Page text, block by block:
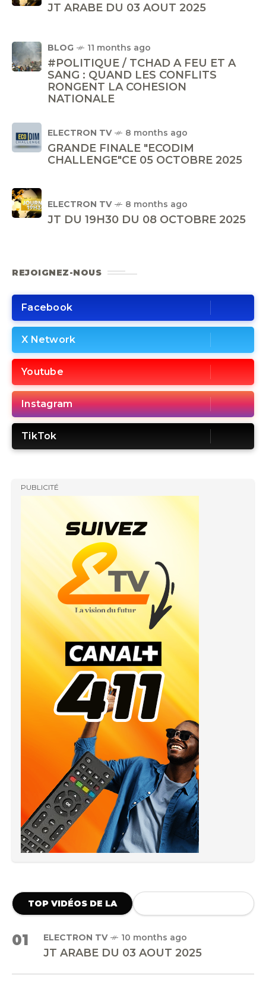
JT ARABE DU 03 AOUT 2025
BLOG 11 months ago
#POLITIQUE / TCHAD A FEU ET A
SANG : QUAND LES CONFLITS
RONGENT LA COHESION
NATIONALE
ELECTRON TV 8 months ago
GRANDE FINALE "ECODIM
CHALLENGE"CE 05 OCTOBRE 2025
ELECTRON TV 8 months ago
JT DU 19H30 DU 08 OCTOBRE 2025
REJOIGNEZ-NOUS
Facebook
X Network
Youtube
Instagram
TikTok
PUBLICITÉ
TOP VIDÉOS DE LA
01 ELECTRON TV 10 months ago
JT ARABE DU 03 AOUT 2025